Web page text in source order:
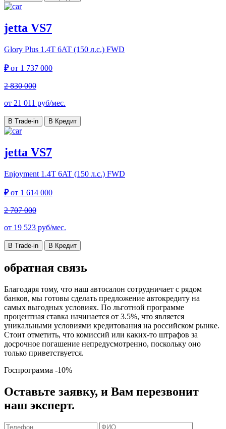
jetta VS7
Glory Plus 1.4T 6AT (150 л.с.) FWD
₽от 1 737 000
2 830 000
от 21 011 руб/мес.
В Trade-in В Кредит
jetta VS7
Enjoyment 1.4T 6AT (150 л.с.) FWD
₽от 1 614 000
2 707 000
от 19 523 руб/мес.
В Trade-in В Кредит
обратная связь
Благодаря тому, что наш автосалон сотрудничает с рядом
банков, мы готовы сделать предложение автокредиту на
самых выгодных условиях. По льготной программе
процентная ставка начинается от 3.5%, что является
уникальными условиями кредитования на российском рынке.
Стоит отметить, что комиссий или каких-то штрафов за
досрочное погашение непредусмотренно, поскольку оно
только приветствуется.
Госпрограмма -10%
Оставьте заявку, и Вам перезвонит
наш эксперт.